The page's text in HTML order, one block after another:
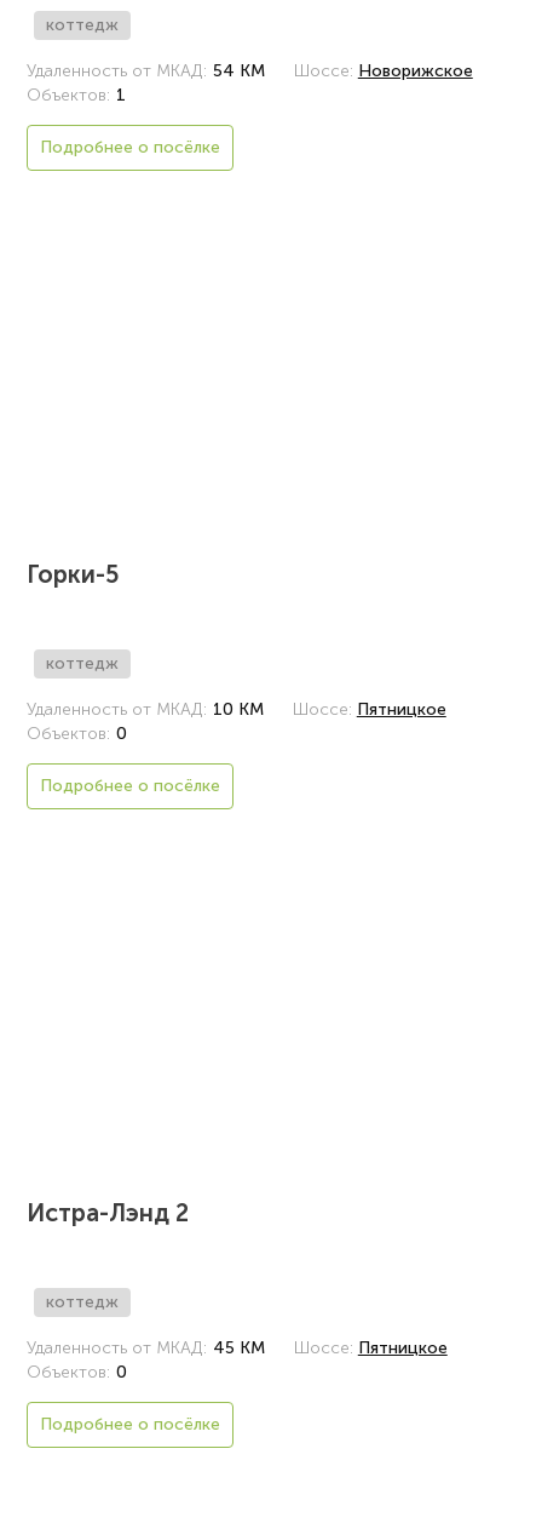
коттедж
Удаленность от МКАД: 54 КМ Шоссе: Новорижское
Объектов: 1
Подробнее о посёлке
Горки-5
коттедж
Удаленность от МКАД: 10 КМ Шоссе: Пятницкое
Объектов: 0
Подробнее о посёлке
Истра-Лэнд 2
коттедж
Удаленность от МКАД: 45 КМ Шоссе: Пятницкое
Объектов: 0
Подробнее о посёлке